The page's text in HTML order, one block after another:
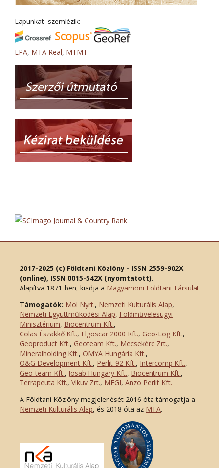
Lapunkat szemlézik:
EPA, MTA Real, MTMT
2017-2025 (c) Földtani Közlöny - ISSN 2559-902X
(online), ISSN 0015-542X (nyomtatott).
Alapítva 1871-ben, kiadja a Magyarhoni Földtani Társulat
Támogatók: Mol Nyrt., Nemzeti Kulturális Alap,
Nemzeti Együttműködési Alap, Földművelésügyi
Minisztérium, Biocentrum Kft.,
Colas Északkő Kft., Elgoscar 2000 Kft., Geo-Log Kft.,
Geoproduct Kft., Geoteam Kft., Mecsekérc Zrt.,
Mineralholding Kft., OMYA Hungária Kft.,
O&G Development Kft., Perlit-92 Kft., Intercomp Kft.,
Geo-team Kft., Josab Hungary Kft., Biocentrum Kft.,
Terrapeuta Kft., Vikuv Zrt., MFGI, Anzo Perlit Kft.
A Földtani Közlöny megjelenését 2016 óta támogatja a
Nemzeti Kulturális Alap, és 2018 óta az MTA.